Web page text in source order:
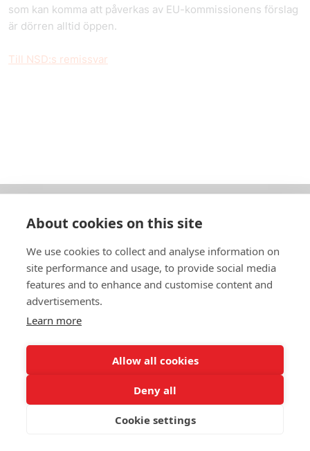
som kan komma att påverkas av EU-kommissionens förslag
är dörren alltid öppen.
Till NSD:s remissvar
In English
Standardavtal
Snabblänkar
In English
Dataskyddspolicy
About cookies on this site
We use cookies to collect and analyse information on
site performance and usage, to provide social media
features and to enhance and customise content and
advertisements.
Learn more
Allow all cookies
Deny all
Cookie settings